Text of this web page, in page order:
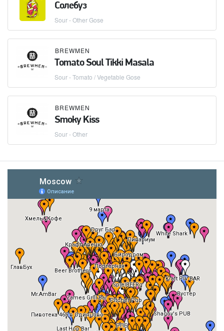
Солебуз
Sour - Other Gose
BREWMEN
Tomato Soul Tikki Masala
Sour - Tomato / Vegetable Gose
BREWMEN
Smoky Kiss
Sour - Other